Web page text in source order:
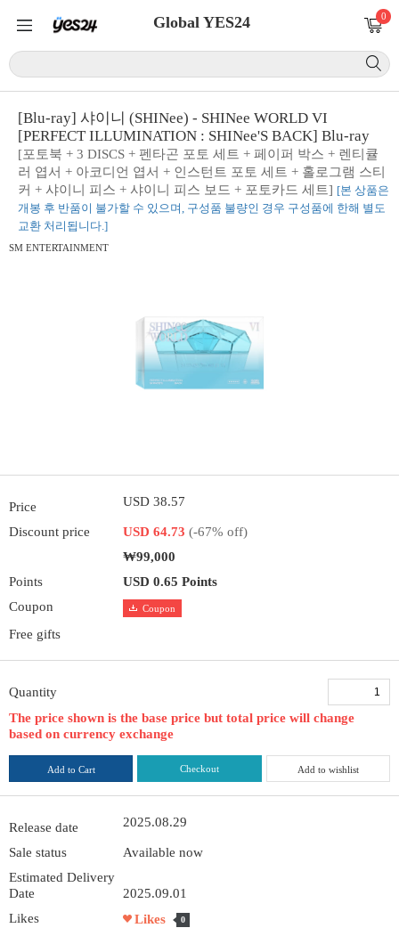
Global YES24 0
[Blu-ray] 샤이니 (SHINee) - SHINee WORLD VI
[PERFECT ILLUMINATION : SHINee'S BACK] Blu-ray
[포토북 + 3 DISCS + 펜타곤 포토 세트 + 페이퍼 박스 + 렌티큘
러 엽서 + 아코디언 엽서 + 인스턴트 포토 세트 + 홀로그램 스티
커 + 샤이니 피스 + 샤이니 피스 보드 + 포토카드 세트] [본 상품은
개봉 후 반품이 불가할 수 있으며, 구성품 불량인 경우 구성품에 한해 별도
교환 처리됩니다.]
SM ENTERTAINMENT
Price USD 38.57
Discount price USD 64.73 (-67% off)
₩99,000
Points
USD 0.65 Points
Coupon
Coupon
Free gifts
Quantity
The price shown is the base price but total price will change
based on currency exchange
Add to Cart Checkout Add to wishlist
Release date 2025.08.29
Sale status
Available now
Estimated Delivery
Date
2025.09.01
Likes
Likes 0